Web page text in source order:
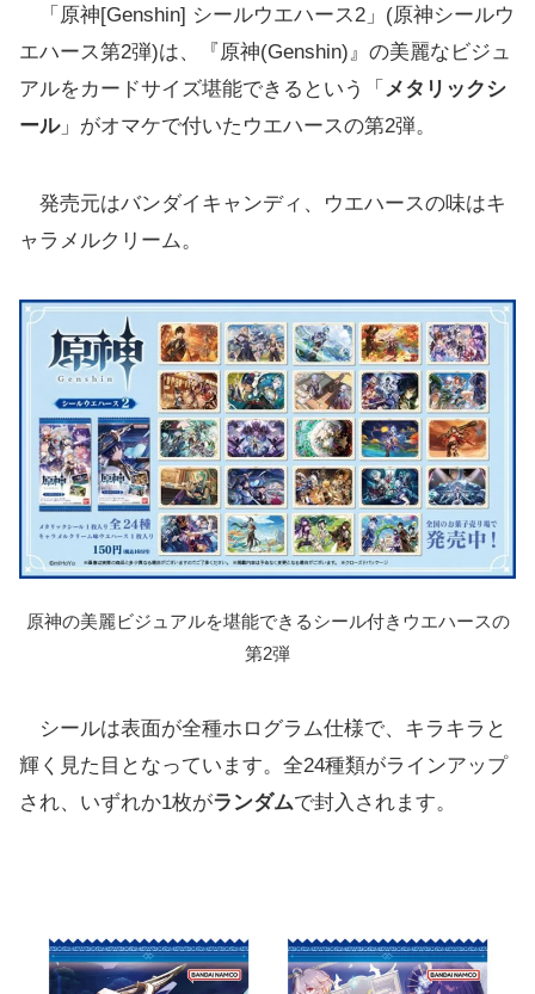
「原神[Genshin] シールウエハース2」(原神シールウ
エハース第2弾)は、『原神(Genshin)』の美麗なビジュ
アルをカードサイズ堪能できるという「 メタリックシ
ール」がオマケで付いたウエハースの第2弾。
発売元はバンダイキャンディ、ウエハースの味はキ
ャラメルクリーム。
原神の美麗ビジュアルを堪能できるシール付きウエハースの
第2弾
シールは表面が全種ホログラム仕様で、キラキラと
輝く見た目となっています。全24種類がラインアップ
され、いずれか1枚がランダムで封入されます。